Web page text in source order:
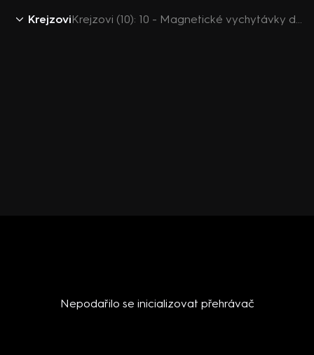
Krejzovi Krejzovi (10): 10 - Magnetické vychytávky do dílny
Nepodařilo se inicializovat přehrávač